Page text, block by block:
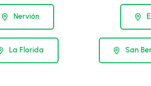
Nervión
La Florida San